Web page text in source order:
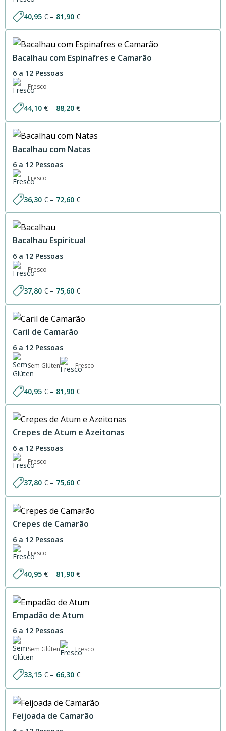
40,95 € – 81,90 €Price
through
81,90 €
Bacalhau com Espinafres e Camarão
6 a 12 Pessoas
Fresco
44,10 € – 88,20 €Price
through
Bacalhau com Natas
6 a 12 Pessoas
Fresco
36,30 € – 72,60 €Price
72,60 €
Bacalhau Espiritual
6 a 12 Pessoas
Fresco
37,80 € – 75,60 €Price
through
Caril de Camarão
6 a 12 Pessoas
Sem Glúten Fresco
40,95 € – 81,90 €Price
through
81,90 €
Crepes de Atum e Azeitonas
6 a 12 Pessoas
Fresco
37,80 € – 75,60 €Price
through
75,60 €
Crepes de Camarão
6 a 12 Pessoas
Fresco
40,95 € – 81,90 €Price
through
Empadão de Atum
6 a 12 Pessoas
Sem Glúten Fresco
33,15 € – 66,30 €Price
through
66,30 €
Feijoada de Camarão